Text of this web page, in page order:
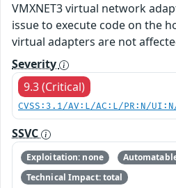
VMXNET3 virtual network
issue to execute code on the
virtual adapters are not
Severity
9.3 (Critical)
CVSS:3.1/AV:L/AC:L/PR:N/
SSVC
Exploitation: none
Technical Impact: total